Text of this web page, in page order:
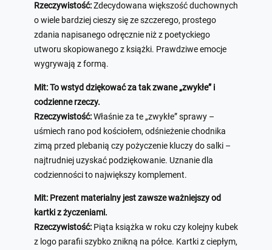
Rzeczywistość:Zdecydowana większość duchownych
o wiele bardziej cieszy się ze szczerego, prostego
zdania napisanego odręcznie niż z poetyckiego
utworu skopiowanego z książki. Prawdziwe emocje
wygrywają z formą.
Mit: To wstyd dziękować za tak zwane „zwykłe” i
codzienne rzeczy.
Rzeczywistość:Właśnie za te „zwykłe” sprawy –
uśmiech rano pod kościołem, odśnieżenie chodnika
zimą przed plebanią czy pożyczenie kluczy do salki –
najtrudniej uzyskać podziękowanie. Uznanie dla
codzienności to największy komplement.
Mit: Prezent materialny jest zawsze ważniejszy od
kartki z życzeniami.
Rzeczywistość: Piąta książka w roku czy kolejny kubek
z logo parafii szybko znikną na półce. Kartki z ciepłym,